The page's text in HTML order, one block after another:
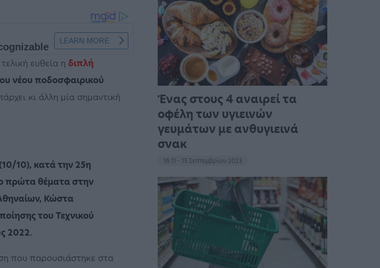
ευθεία η διπλή
νέου ποδοσφαιρικού
κι άλλη μία σημαντική
10), κατά την 25η
πρώτα θέματα στην
Κώστα
του Τεχνικού
2022.
που παρουσιάστηκε στα
Ένας στους 4 αναιρεί τα
οφέλη των υγιεινών
γευμάτων με ανθυγιεινά
σνακ
18:11 - 15 Σεπτεμβρίου 2023